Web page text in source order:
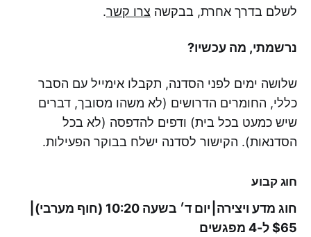
לשלם בדרך אחרת, בבקשה צרו קשר.
נרשמתי, מה עכשיו?
שלושה ימים לפני הסדנה, תקבלו אימייל עם הסבר
כללי, החומרים הדרושים (לא משהו מסובך, דברים
שיש כמעט בכל בית) ודפים להדפסה (לא בכל
הסדנאות). הקישור לסדנה ישלח בבוקר הפעילות.
חוג קבוע
חוג מדע ויצירה⎮יום ד׳ בשעה 10:20 (חוף מערבי)⎮
$65 ל-4 מפגשים